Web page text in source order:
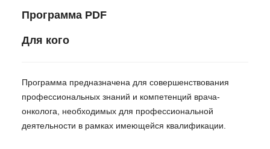
Программа PDF
Для кого
Программа предназначена для совершенствования
профессиональных знаний и компетенций врача-
онколога, необходимых для профессиональной
деятельности в рамках имеющейся квалификации.